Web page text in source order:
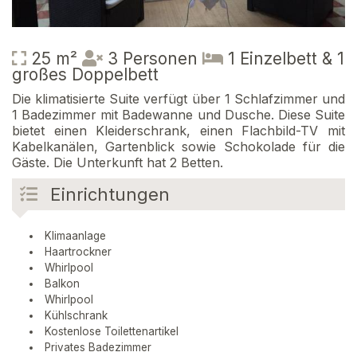
25 m² 3 Personen
1 Einzelbett & 1
großes Doppelbett
Die klimatisierte Suite verfügt über 1 Schlafzimmer und
1 Badezimmer mit Badewanne und Dusche. Diese Suite
bietet einen Kleiderschrank, einen Flachbild-TV mit
Kabelkanälen, Gartenblick sowie Schokolade für die
Gäste. Die Unterkunft hat 2 Betten.
Einrichtungen
Klimaanlage
Haartrockner
Whirlpool
Balkon
Whirlpool
Kühlschrank
Kostenlose Toilettenartikel
Privates Badezimmer